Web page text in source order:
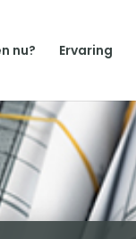
nu? Ervaring